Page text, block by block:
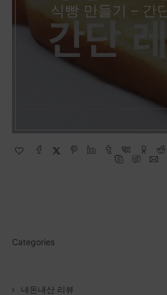
식빵 만들기 – 간
Categories
내돈내산 리뷰